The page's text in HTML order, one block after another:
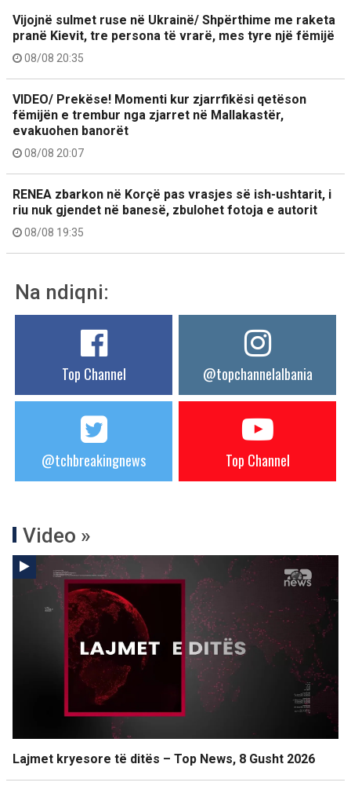
Vijojnë sulmet ruse në Ukrainë/ Shpërthime me raketa
pranë Kievit, tre persona të vrarë, mes tyre një fëmijë
08/08 20:35
VIDEO/ Prekëse! Momenti kur zjarrfikësi qetëson
fëmijën e trembur nga zjarret në Mallakastër,
evakuohen banorët
08/08 20:07
RENEA zbarkon në Korçë pas vrasjes së ish-ushtarit, i
riu nuk gjendet në banesë, zbulohet fotoja e autorit
08/08 19:35
Na ndiqni:
Top Channel @topchannelalbania
@tchbreakingnews Top Channel
Video »
Lajmet kryesore të ditës – Top News, 8 Gusht 2026